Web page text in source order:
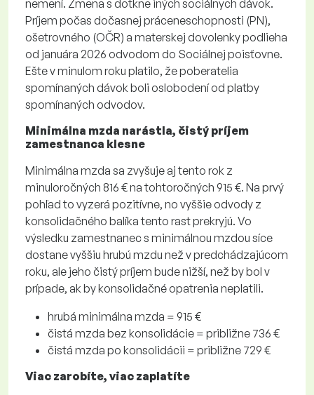
nemení. Zmena s dotkne iných sociálnych dávok.
Príjem počas dočasnej práceneschopnosti (PN),
ošetrovného (OČR) a materskej dovolenky podlieha
od januára 2026 odvodom do Sociálnej poisťovne.
Ešte v minulom roku platilo, že poberatelia
spomínaných dávok boli oslobodení od platby
spomínaných odvodov.
Minimálna mzda narástla, čistý príjem
zamestnanca klesne
Minimálna mzda sa zvyšuje aj tento rok z
minuloročných 816 € na tohtoročných 915 €. Na prvý
pohľad to vyzerá pozitívne, no vyššie odvody z
konsolidačného balíka tento rast prekryjú. Vo
výsledku zamestnanec s minimálnou mzdou síce
dostane vyššiu hrubú mzdu než v predchádzajúcom
roku, ale jeho čistý príjem bude nižší, než by bol v
prípade, ak by konsolidačné opatrenia neplatili.
hrubá minimálna mzda = 915 €
čistá mzda bez konsolidácie = približne 736 €
čistá mzda po konsolidácii = približne 729 €
Viac zarobíte, viac zaplatíte